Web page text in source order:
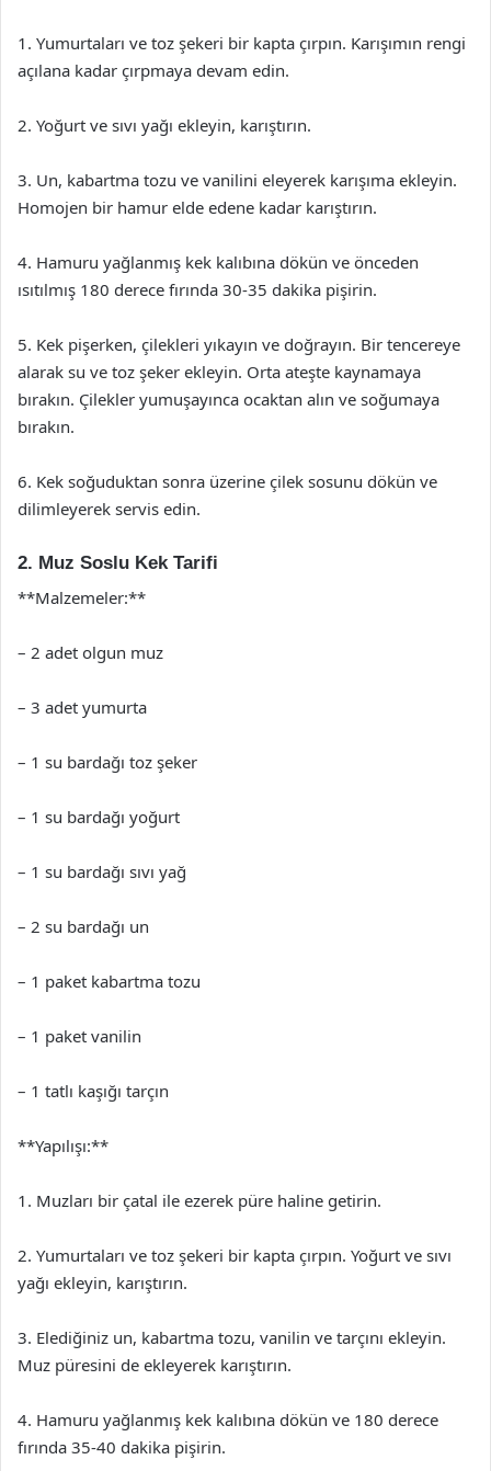
1. Yumurtaları ve toz şekeri bir kapta çırpın. Karışımın rengi
açılana kadar çırpmaya devam edin.
2. Yoğurt ve sıvı yağı ekleyin, karıştırın.
3. Un, kabartma tozu ve vanilini eleyerek karışıma ekleyin.
Homojen bir hamur elde edene kadar karıştırın.
4. Hamuru yağlanmış kek kalıbına dökün ve önceden
ısıtılmış 180 derece fırında 30-35 dakika pişirin.
5. Kek pişerken, çilekleri yıkayın ve doğrayın. Bir tencereye
alarak su ve toz şeker ekleyin. Orta ateşte kaynamaya
bırakın. Çilekler yumuşayınca ocaktan alın ve soğumaya
bırakın.
6. Kek soğuduktan sonra üzerine çilek sosunu dökün ve
dilimleyerek servis edin.
2. Muz Soslu Kek Tarifi
**Malzemeler:**
– 2 adet olgun muz
– 3 adet yumurta
– 1 su bardağı toz şeker
– 1 su bardağı yoğurt
– 1 su bardağı sıvı yağ
– 2 su bardağı un
– 1 paket kabartma tozu
– 1 paket vanilin
– 1 tatlı kaşığı tarçın
**Yapılışı:**
1. Muzları bir çatal ile ezerek püre haline getirin.
2. Yumurtaları ve toz şekeri bir kapta çırpın. Yoğurt ve sıvı
yağı ekleyin, karıştırın.
3. Elediğiniz un, kabartma tozu, vanilin ve tarçını ekleyin.
Muz püresini de ekleyerek karıştırın.
4. Hamuru yağlanmış kek kalıbına dökün ve 180 derece
fırında 35-40 dakika pişirin.